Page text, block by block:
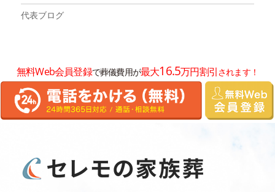
2025年8月
2025年5月
2025年4月
2025年3月
2025年1月
2024年12月
代表ブログ
無料Web会員登録で葬儀費用が最大16.5万円割引されます！